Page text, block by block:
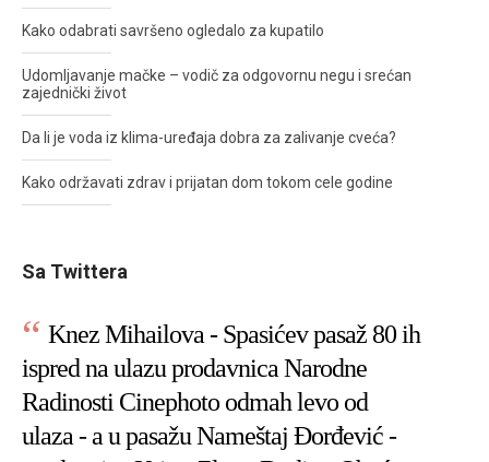
Kako odabrati savršeno ogledalo za kupatilo
Udomljavanje mačke – vodič za odgovornu negu i srećan
zajednički život
Da li je voda iz klima-uređaja dobra za zalivanje cveća?
Kako održavati zdrav i prijatan dom tokom cele godine
Sa Twittera
Knez Mihailova - Spasićev pasaž 80 ih
ispred na ulazu prodavnica Narodne
Radinosti Cinephoto odmah levo od
ulaza - a u pasažu Nameštaj Đorđević -